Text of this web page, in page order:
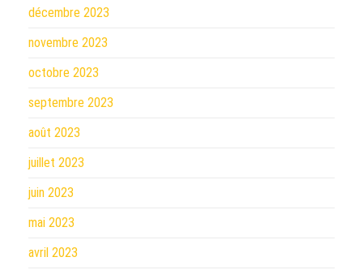
décembre 2023
novembre 2023
octobre 2023
septembre 2023
août 2023
juillet 2023
juin 2023
mai 2023
avril 2023